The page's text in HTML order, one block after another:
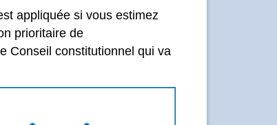
appliquée si vous estimez
prioritaire de
Conseil constitutionnel qui va